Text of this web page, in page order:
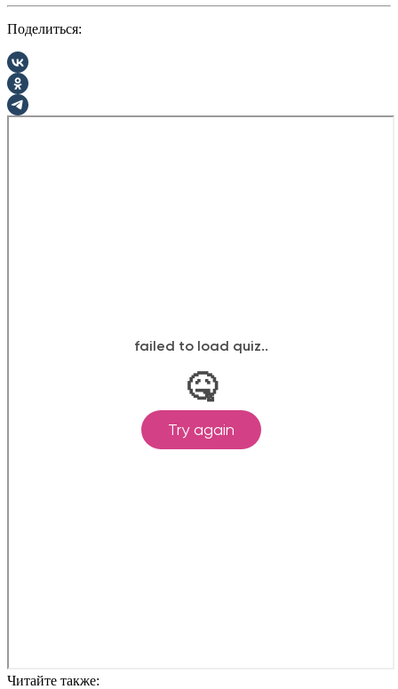
Поделиться:
Читайте также: